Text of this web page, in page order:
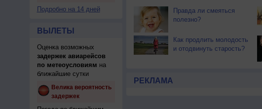
Подробно на 14 дней
ВЫЛЕТЫ
Оценка возможных
задержек авиарейсов
по метеоусловиям на
ближайшие сутки
Велика вероятность
задержек
Правда ли смеяться
полезно?
Как продлить молодость
и отодвинуть старость?
РЕКЛАМА